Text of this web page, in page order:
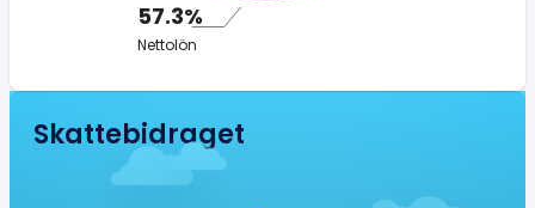
57.3%
Nettolön
Skattebidraget